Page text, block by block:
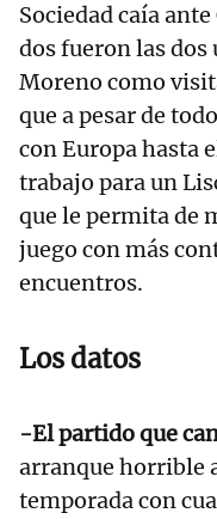
Sociedad caía
dos fueron las dos
Moreno como
que a pesar de
con Europa hasta
trabajo para un
que le permita de
juego con más
encuentros.
Los datos
-El partido que
arranque horrible
temporada con